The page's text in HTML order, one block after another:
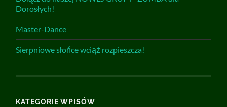
Dorosłych!
Master-Dance
Sierpniowe słońce wciąż rozpieszcza!
KATEGORIE WPISÓW